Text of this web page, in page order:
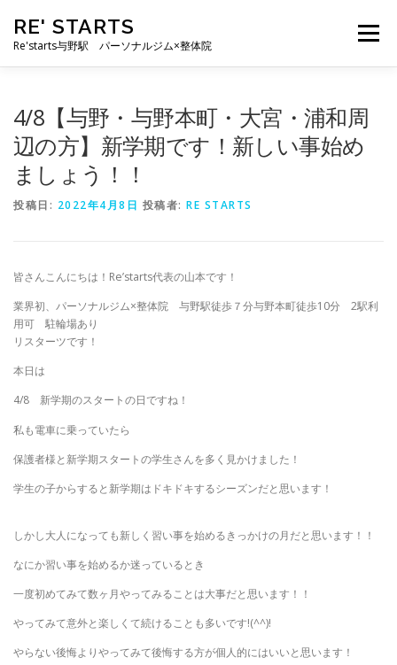
RE' STARTS
Re'starts与野駅 パーソナルジム×整体院
メニュー
ブログ よくあるご質問
4/8【与野・与野本町・大宮・浦和周
辺の方】新学期です！新しい事始め
ましょう！！
投稿日: 2022年4月8日 投稿者: RE STARTS
皆さんこんにちは！Re’starts代表の山本です！
業界初、パーソナルジム×整体院 与野駅徒歩７分与野本町徒歩10分 2駅利
用可 駐輪場あり
リスターツです！
本日は
4/8 新学期のスタートの日ですね！
私も電車に乗っていたら
保護者様と新学期スタートの学生さんを多く見かけました！
学生の子からすると新学期はドキドキするシーズンだと思います！
しかし大人になっても新しく習い事を始めるきっかけの月だと思います！！
なにか習い事を始めるか迷っているとき
一度初めてみて数ヶ月やってみることは大事だと思います！！
やってみて意外と楽しくて続けることも多いです!(^^)!
やらない後悔よりやってみて後悔する方が個人的にはいいと思います！